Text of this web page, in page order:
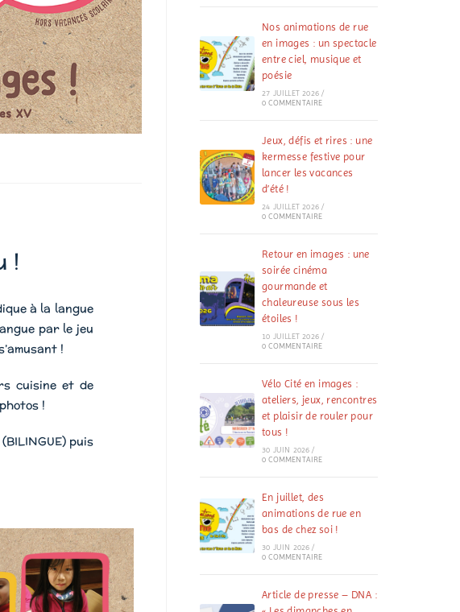
!
à la langue
par le jeu
!
cuisine et de
!
puis
Nos animations de rue
en images : un spectacle
entre ciel, musique et
poésie
27 JUILLET 2026 /
0 COMMENTAIRE
Jeux, défis et rires : une
kermesse festive pour
lancer les vacances
d’été !
24 JUILLET 2026 /
0 COMMENTAIRE
Retour en images : une
soirée cinéma
gourmande et
chaleureuse sous les
étoiles !
10 JUILLET 2026 /
0 COMMENTAIRE
Vélo Cité en images :
ateliers, jeux, rencontres
et plaisir de rouler pour
tous !
30 JUIN 2026 /
0 COMMENTAIRE
En juillet, des
animations de rue en
bas de chez soi !
30 JUIN 2026 /
0 COMMENTAIRE
Article de presse – DNA :